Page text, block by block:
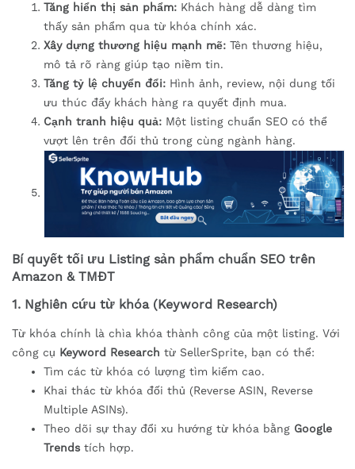
Tăng hiển thị sản phẩm: Khách hàng dễ dàng tìm
thấy sản phẩm qua từ khóa chính xác.
Xây dựng thương hiệu mạnh mẽ: Tên thương hiệu,
mô tả rõ ràng giúp tạo niềm tin.
Tăng tỷ lệ chuyển đổi: Hình ảnh, review, nội dung tối
ưu thúc đẩy khách hàng ra quyết định mua.
Cạnh tranh hiệu quả: Một listing chuẩn SEO có thể
vượt lên trên đối thủ trong cùng ngành hàng.
Bí quyết tối ưu Listing sản phẩm chuẩn SEO trên
Amazon & TMĐT
1. Nghiên cứu từ khóa (Keyword Research)
Từ khóa chính là chìa khóa thành công của một listing. Với
công cụ Keyword Research từ SellerSprite, bạn có thể:
Tìm các từ khóa có lượng tìm kiếm cao.
Khai thác từ khóa đối thủ (Reverse ASIN, Reverse
Multiple ASINs).
Theo dõi sự thay đổi xu hướng từ khóa bằng Google
Trends tích hợp.